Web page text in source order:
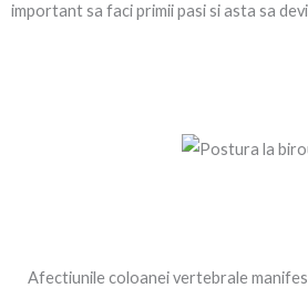
important sa faci primii pasi si asta sa
Afectiunile coloanei vertebrale